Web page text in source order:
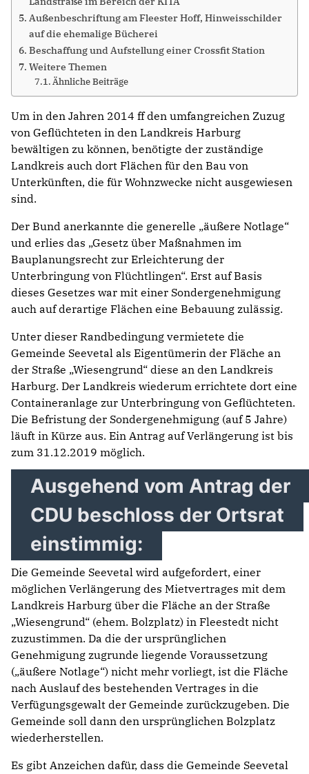
Außenbeschriftung am Fleester Hoff, Hinweisschilder
auf die ehemalige Bücherei
Beschaffung und Aufstellung einer Crossfit Station
Weitere Themen
Ähnliche Beiträge
Um in den Jahren 2014 ff den umfangreichen Zuzug
von Geflüchteten in den Landkreis Harburg
bewältigen zu können, benötigte der zuständige
Landkreis auch dort Flächen für den Bau von
Unterkünften, die für Wohnzwecke nicht ausgewiesen
sind.
Der Bund anerkannte die generelle „äußere Notlage“
und erlies das „Gesetz über Maßnahmen im
Bauplanungsrecht zur Erleichterung der
Unterbringung von Flüchtlingen“. Erst auf Basis
dieses Gesetzes war mit einer Sondergenehmigung
auch auf derartige Flächen eine Bebauung zulässig.
Unter dieser Randbedingung vermietete die
Gemeinde Seevetal als Eigentümerin der Fläche an
der Straße „Wiesengrund“ diese an den Landkreis
Harburg. Der Landkreis wiederum errichtete dort eine
Containeranlage zur Unterbringung von Geflüchteten.
Die Befristung der Sondergenehmigung (auf 5 Jahre)
läuft in Kürze aus. Ein Antrag auf Verlängerung ist bis
zum 31.12.2019 möglich.
Ausgehend vom Antrag der
CDU beschloss der Ortsrat
einstimmig:
Die Gemeinde Seevetal wird aufgefordert, einer
möglichen Verlängerung des Mietvertrages mit dem
Landkreis Harburg über die Fläche an der Straße
„Wiesengrund“ (ehem. Bolzplatz) in Fleestedt nicht
zuzustimmen. Da die der ursprünglichen
Genehmigung zugrunde liegende Voraussetzung
(„äußere Notlage“) nicht mehr vorliegt, ist die Fläche
nach Auslauf des bestehenden Vertrages in die
Verfügungsgewalt der Gemeinde zurückzugeben. Die
Gemeinde soll dann den ursprünglichen Bolzplatz
wiederherstellen.
Es gibt Anzeichen dafür, dass die Gemeinde Seevetal